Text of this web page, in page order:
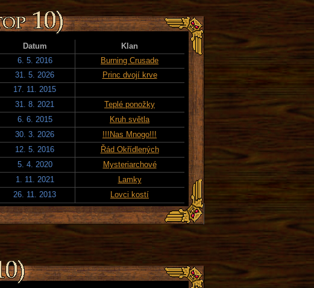
Datum
Klan
6. 5. 2016
Burning Crusade
31. 5. 2026
Princ dvojí krve
17. 11. 2015
31. 8. 2021
Teplé ponožky
6. 6. 2015
Kruh světla
30. 3. 2026
!!!Nas Mnogo!!!
12. 5. 2016
Řád Okřídlených
5. 4. 2020
Mysteriarchové
1. 11. 2021
Lamky
26. 11. 2013 Lovci kostí